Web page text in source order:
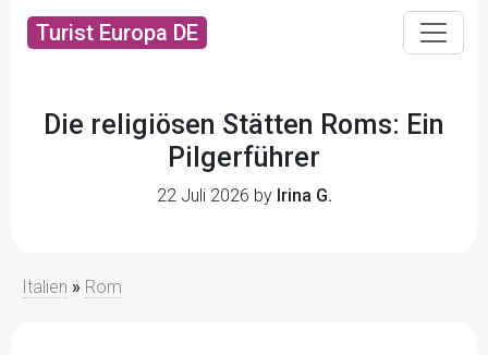
Turist Europa DE
Die religiösen Stätten Roms: Ein
Pilgerführer
22 Juli 2026 by Irina G.
Italien » Rom